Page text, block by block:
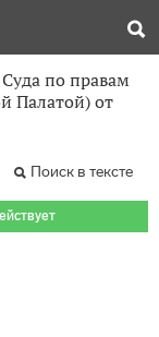
по правам
Палатой) от
Поиск в тексте